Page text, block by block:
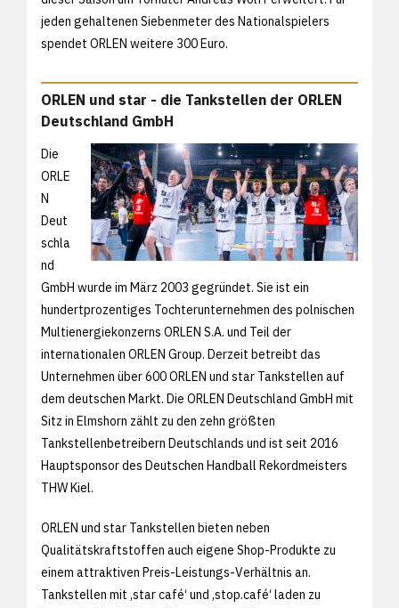
jeden gehaltenen Siebenmeter des Nationalspielers
spendet ORLEN weitere 300 Euro.
ORLEN und star - die Tankstellen der ORLEN
Deutschland GmbH
Die
ORLE
N
Deut
schla
nd
GmbH wurde im März 2003 gegründet. Sie ist ein
hundertprozentiges Tochterunternehmen des polnischen
Multienergiekonzerns ORLEN S.A. und Teil der
internationalen ORLEN Group. Derzeit betreibt das
Unternehmen über 600 ORLEN und star Tankstellen auf
dem deutschen Markt. Die ORLEN Deutschland GmbH mit
Sitz in Elmshorn zählt zu den zehn größten
Tankstellenbetreibern Deutschlands und ist seit 2016
Hauptsponsor des Deutschen Handball Rekordmeisters
THW Kiel.
ORLEN und star Tankstellen bieten neben
Qualitätskraftstoffen auch eigene Shop-Produkte zu
einem attraktiven Preis-Leistungs-Verhältnis an.
Tankstellen mit ‚star café‘ und ‚stop.café‘ laden zu